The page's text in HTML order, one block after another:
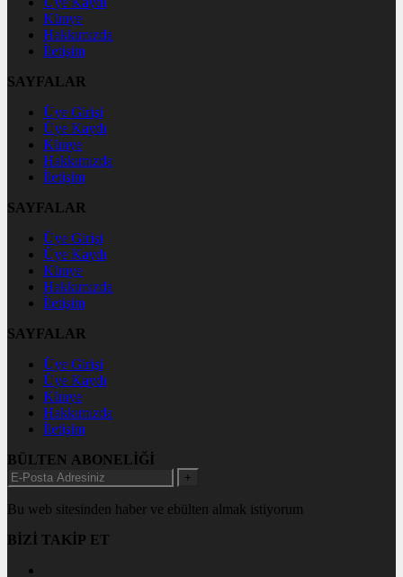
Künye
Hakkımızda
İletişim
SAYFALAR
Üye Girişi
Üye Kaydı
Künye
Hakkımızda
İletişim
SAYFALAR
Üye Girişi
Üye Kaydı
Künye
Hakkımızda
İletişim
SAYFALAR
Üye Girişi
Üye Kaydı
Künye
Hakkımızda
İletişim
BÜLTEN ABONELİĞİ
+
Bu web sitesinden haber ve ebülten almak istiyorum
BİZİ TAKİP ET